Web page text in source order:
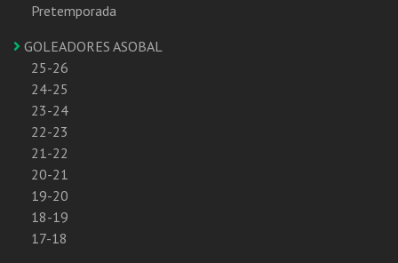
Pretemporada
GOLEADORES ASOBAL
25-26
24-25
23-24
22-23
21-22
20-21
19-20
18-19
17-18